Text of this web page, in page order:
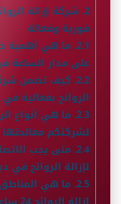
2.
فورية وفعالة
2.1. ما هي أهمية
على مدار الساعة
2.2. كيف تضمن
الروائح بفعالية
2.3. ما هي أنواع
لشركتكم
2.4. متى يجب
لإزالة الروائح في
2.5. ما هي